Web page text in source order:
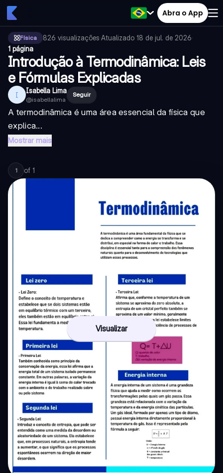
Abra o App
Física 826 visualizações·Atualizado 18 de jul. de 2026·
1 página
Introdução à Termodinâmica: Leis
e Fórmulas Explicadas
I Isabella Lima
@isabellalima
Seguir
A termodinâmica é uma área essencial da física que
explica...
Mostrar mais
1 of 1
Visualizar